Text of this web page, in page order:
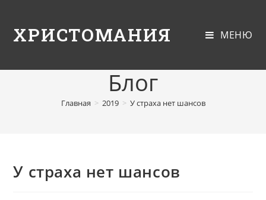
ХРИСТОМАНИЯ МЕНЮ
Блог
Главная > 2019 > У страха нет шансов
У страха нет шансов